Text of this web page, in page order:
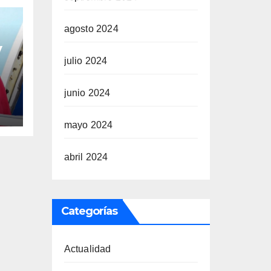
agosto 2024
julio 2024
junio 2024
mayo 2024
abril 2024
Categorías
Actualidad